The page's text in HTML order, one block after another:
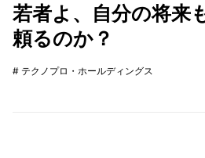
若者よ、自分の将来
頼るのか？
# テクノプロ・ホールディングス